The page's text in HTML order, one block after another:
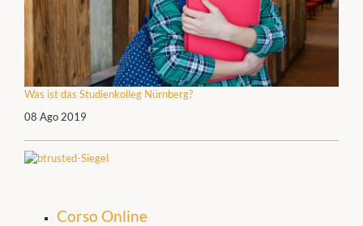
Was ist das Studienkolleg Nürnberg?
08 Ago 2019
Corso Online